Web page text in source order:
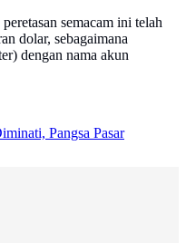
semacam ini telah
dolar, sebagaimana
dengan nama akun
Pangsa Pasar